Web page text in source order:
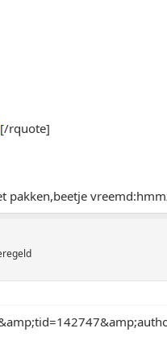
[/rquote]
pakken,beetje